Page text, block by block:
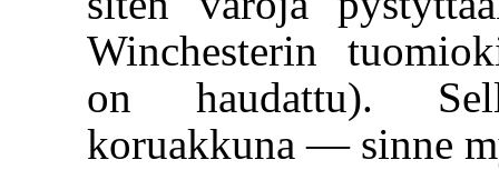
Winchesterin
on haudattu).
koruakkuna — sinne